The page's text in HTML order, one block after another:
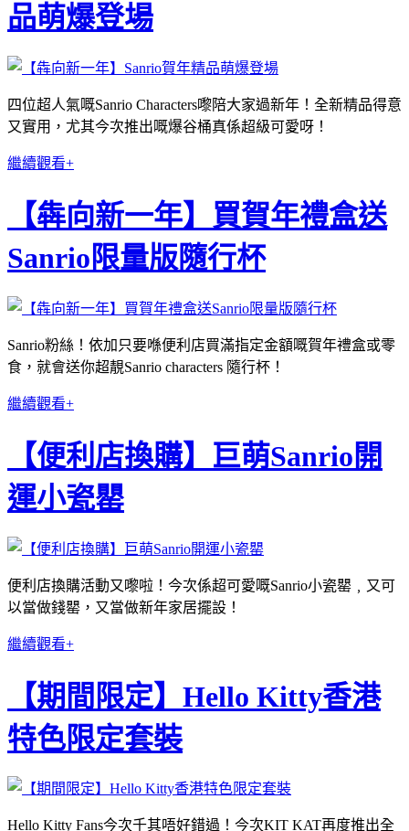
品萌爆登場
四位超人氣嘅Sanrio Characters嚟陪大家過新年！全新精品得意
又實用，尤其今次推出嘅爆谷桶真係超級可愛呀！
繼續觀看+
【犇向新一年】買賀年禮盒送
Sanrio限量版隨行杯
Sanrio粉絲！依加只要喺便利店買滿指定金額嘅賀年禮盒或零
食，就會送你超靚Sanrio characters 隨行杯！
繼續觀看+
【便利店換購】巨萌Sanrio開
運小瓷罌
便利店換購活動又嚟啦！今次係超可愛嘅Sanrio小瓷罌﹐又可
以當做錢罌，又當做新年家居擺設！
繼續觀看+
【期間限定】Hello Kitty香港
特色限定套裝
Hello Kitty Fans今次千其唔好錯過！今次KIT KAT再度推出全